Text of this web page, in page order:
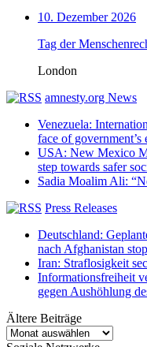
10. Dezember 2026
Tag der
London
amnesty.org News
Venezuela:
face of
USA: New Mexico
step towards safer
Sadia Moalim Ali:
Press Releases
Deutschland:
nach Afghanistan
Iran: Straflosigkeit
Informationsfreiheit
gegen Aushöhlung
Ältere Beiträge
Ältere